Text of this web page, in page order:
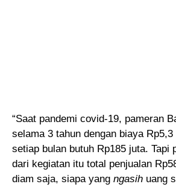
“Saat pandemi covid-19, pameran
selama 3 tahun dengan biaya
setiap bulan butuh Rp185 juta. Tapi
dari kegiatan itu total penjualan
diam saja, siapa yang ngasih uang